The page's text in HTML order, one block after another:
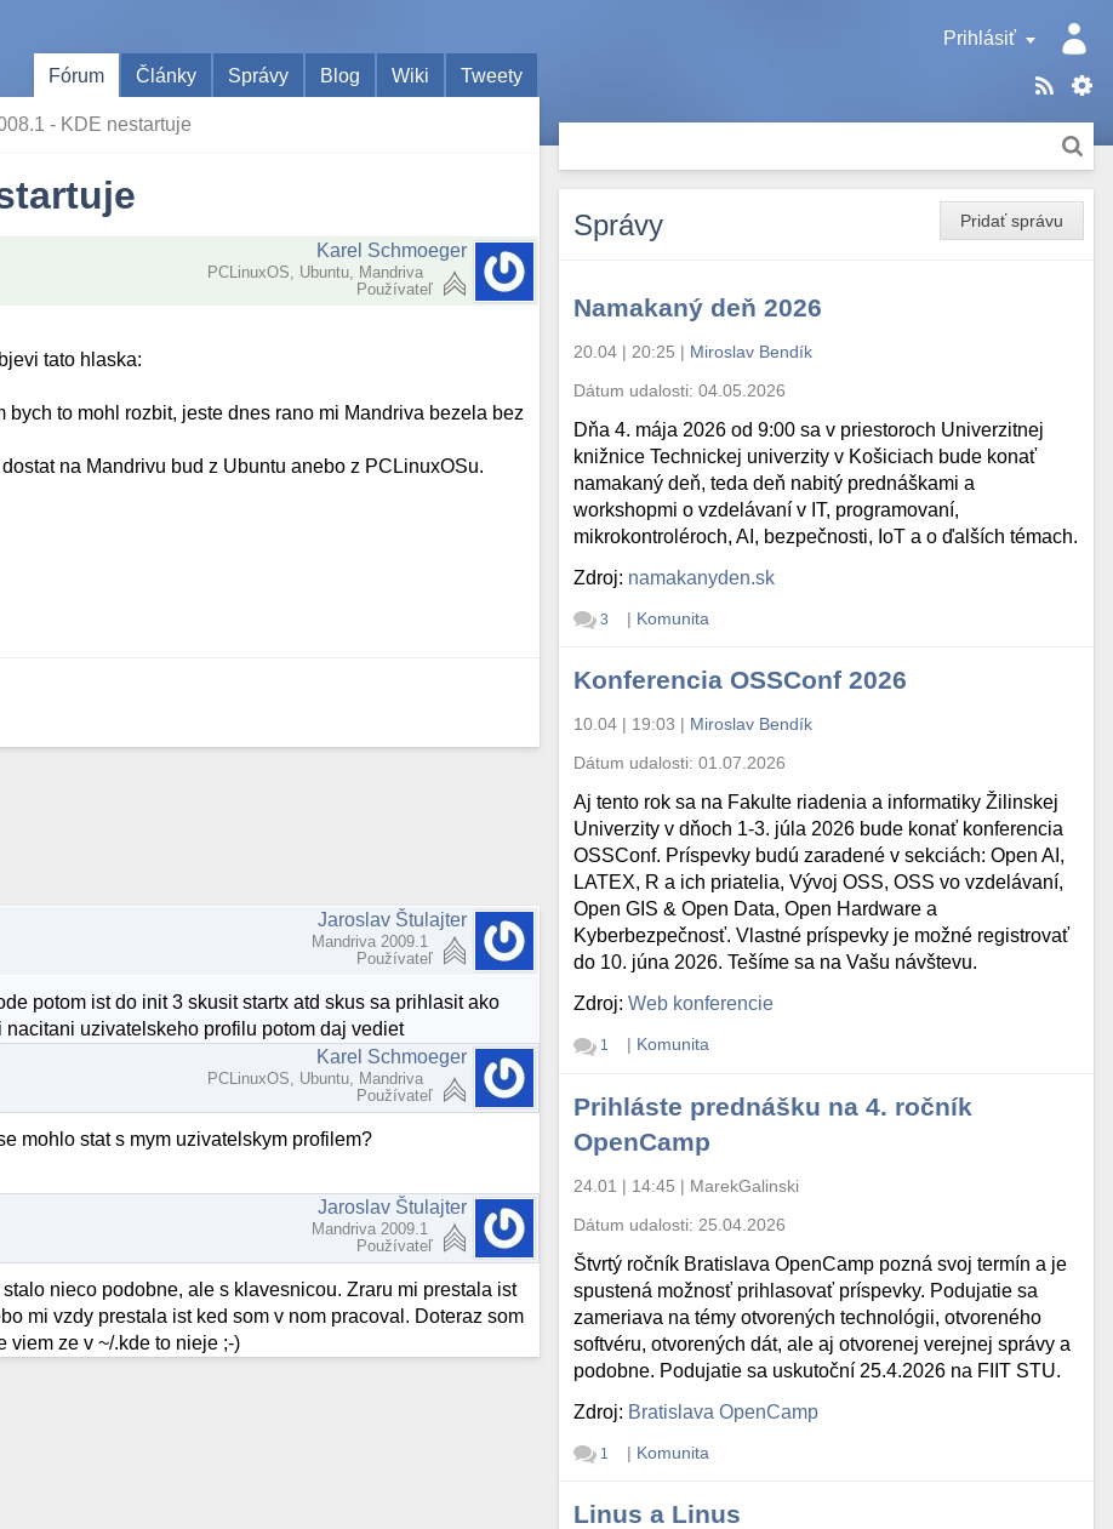
Prihlásiť
Fórum
Články Správy Blog Wiki Tweety
- KDE nestartuje
Karel Schmoeger
PCLinuxOS, Ubuntu, Mandriva
Používateľ
tato hlaska:
to mohl rozbit, jeste dnes rano mi Mandriva bezela bez
na Mandrivu bud z Ubuntu anebo z PCLinuxOSu.
Jaroslav Štulajter
Mandriva 2009.1
Používateľ
potom ist do init 3 skusit startx atd skus sa prihlasit ako
uzivatelskeho profilu potom daj vediet
Karel Schmoeger
PCLinuxOS, Ubuntu, Mandriva
Používateľ
mohlo stat s mym uzivatelskym profilem?
Jaroslav Štulajter
Mandriva 2009.1
Používateľ
nieco podobne, ale s klavesnicou. Zraru mi prestala ist
mi vzdy prestala ist ked som v nom pracoval. Doteraz som
viem ze v ~/.kde to nieje ;-)
Pridať správu
Správy
Namakaný deň 2026
20.04 | 20:25 | Miroslav Bendík
Dátum udalosti:04.05.2026
Dňa 4. mája 2026 od 9:00 sa v priestoroch Univerzitnej
knižnice Technickej univerzity v Košiciach bude konať
namakaný deň, teda deň nabitý prednáškami a
workshopmi o vzdelávaní v IT, programovaní,
mikrokontroléroch, AI, bezpečnosti, IoT a o ďalších témach.
Zdroj: namakanyden.sk
3 | Komunita
Konferencia OSSConf 2026
10.04 | 19:03 | Miroslav Bendík
Dátum udalosti:01.07.2026
Aj tento rok sa na Fakulte riadenia a informatiky Žilinskej
Univerzity v dňoch 1-3. júla 2026 bude konať konferencia
OSSConf. Príspevky budú zaradené v sekciách: Open AI,
LATEX, R a ich priatelia, Vývoj OSS, OSS vo vzdelávaní,
Open GIS & Open Data, Open Hardware a
Kyberbezpečnosť. Vlastné príspevky je možné registrovať
do 10. júna 2026. Tešíme sa na Vašu návštevu.
Zdroj:Web konferencie
1 | Komunita
Prihláste prednášku na 4. ročník
OpenCamp
24.01 | 14:45 | MarekGalinski
Dátum udalosti: 25.04.2026
Štvrtý ročník Bratislava OpenCamp pozná svoj termín a je
spustená možnosť prihlasovať príspevky. Podujatie sa
zameriava na témy otvorených technológii, otvoreného
softvéru, otvorených dát, ale aj otvorenej verejnej správy a
podobne. Podujatie sa uskutoční 25.4.2026 na FIIT STU.
Zdroj: Bratislava OpenCamp
1 | Komunita
Linus a Linus